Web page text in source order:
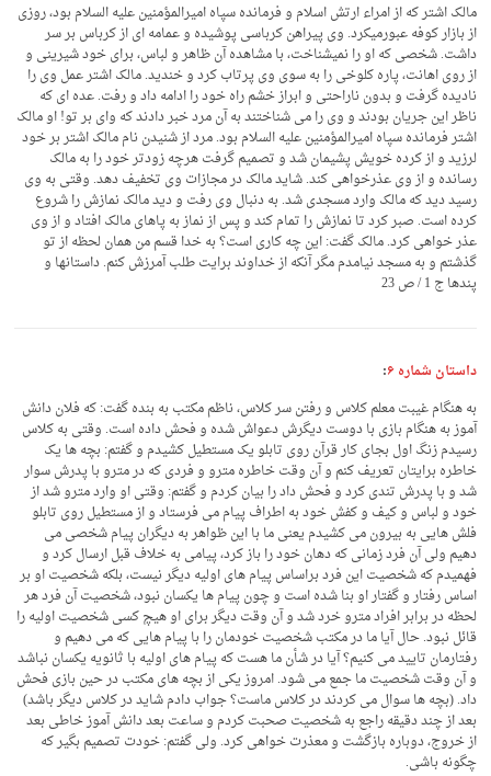
مالک اشتر که از امراء ارتش اسلام و فرمانده سپاه امیرالمؤمنین علیه السلام بود، روزی
از بازار کوفه عبورمی‏کرد. وی پیراهن کرباسی پوشیده و عمامه ای از کرباس بر سر
داشت. شخصی که او را نمیشناخت، با مشاهده آن ظاهر و لباس، برای خود شیرینی و
از روی اهانت، پاره کلوخی را به سوی وی پرتاب کرد و خندید. مالک اشتر عمل وی را
نادیده گرفت و بدون ناراحتی و ابراز خشم راه خود را ادامه داد و رفت. عده ای که
ناظر این جریان بودند و وی را می شناختند به آن مرد خبر دادند که وای بر تو! او مالک
اشتر فرمانده سپاه امیرالمؤمنین علیه السلام بود. مرد از شنیدن نام مالک اشتر بر خود
لرزید و از کرده خویش پشیمان شد و تصمیم گرفت هرچه زودتر خود را به مالک
رسانده و از وی عذرخواهی کند. شاید مالک در مجازات وی تخفیف دهد. وقتی به وی
رسید دید که مالک وارد مسجدی شد. به دنبال وی رفت و دید مالک نمازش را شروع
کرده است. صبر کرد تا نمازش را تمام کند و پس از نماز به پاهای مالک افتاد و از وی
عذر خواهی کرد. مالک گفت: این چه کاری است؟ به خدا قسم من همان لحظه از تو
گذشتم و به مسجد نیامدم مگر آنکه از خداوند برایت طلب آمرزش کنم. داستانها و
پندها ج 1 / ص 23
داستان شماره ۶ :
به هنگام غیبت معلم کلاس و رفتن سر کلاس، ناظم مکتب به بنده گفت: که فلان دانش
آموز به هنگام بازی با دوست دیگرش دعواش شده و فحش داده است. وقتی به کلاس
رسیدم زنگ اول بجای کار قرآن روی تابلو یک مستطیل کشیدم و گفتم: بچه ها یک
خاطره برایتان تعریف کنم و آن وقت خاطره مترو و فردی که در مترو با پدرش سوار
شد و با پدرش تندی کرد و فحش داد را بیان کردم و گفتم: وقتی او وارد مترو شد از
خود و لباس و کیف و کفش خود به اطراف پیام می فرستاد و از مستطیل روی تابلو
فلش هایی به بیرون می کشیدم یعنی ما با این ظواهر به دیگران پیام شخصی می
دهیم ولی آن فرد زمانی که دهان خود را باز کرد، پیامی به خلاف قبل ارسال کرد و
فهمیدم که شخصیت این فرد براساس پیام های اولیه دیگر نیست، بلکه شخصیت او بر
اساس رفتار و گفتار او بنا شده است و چون پیام ها یکسان نبود، شخصیت آن فرد هر
لحظه در برابر افراد مترو خرد شد و آن وقت دیگر برای او هیچ کسی شخصیت اولیه را
قائل نبود. حال آیا ما در مکتب شخصیت خودمان را با پیام هایی که می دهیم و
رفتارمان تایید می کنیم؟ آیا در شأن ما هست که پیام های اولیه با ثانویه یکسان نباشد
و آن وقت شخصیت ما جمع می شود. امروز یکی از بچه های مکتب در حین بازی فحش
داد. (بچه ها سوال می کردند در کلاس ماست؟ جواب دادم شاید در کلاس دیگر باشد)
بعد از چند دقیقه راجع به شخصیت صحبت کردم و ساعت بعد دانش آموز خاطی بعد
از خروج، دوباره بازگشت و معذرت خواهی کرد. ولی گفتم: خودت تصمیم بگیر که
چگونه باشی.